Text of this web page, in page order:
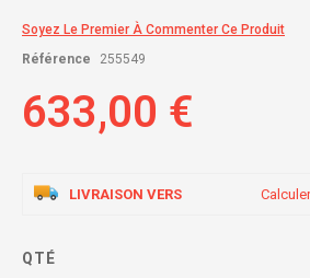
of
images
Soyez Le Premier À Commenter Ce Produit
Référence
255549
633,00 €
LIVRAISON VERS
QTÉ